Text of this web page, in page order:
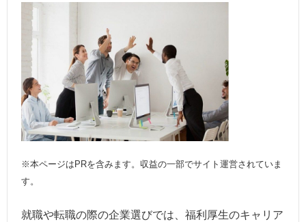
※本ページはPRを含みます。収益の一部でサイト運営されていま
す。
就職や転職の際の企業選びでは、福利厚生のキャリア